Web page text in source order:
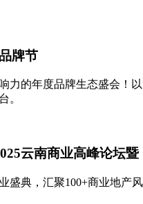
牌节
力的年度品牌生态盛会！
。
云南商业高峰论坛
盛典，汇聚100+商业地产